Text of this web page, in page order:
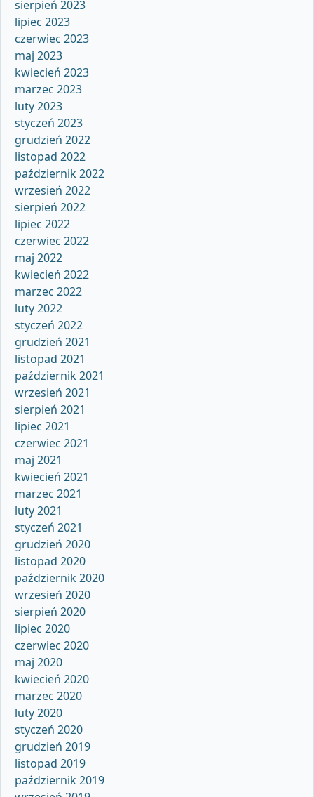
sierpień 2023
lipiec 2023
czerwiec 2023
maj 2023
kwiecień 2023
marzec 2023
luty 2023
styczeń 2023
grudzień 2022
listopad 2022
październik 2022
wrzesień 2022
sierpień 2022
lipiec 2022
czerwiec 2022
maj 2022
kwiecień 2022
marzec 2022
luty 2022
styczeń 2022
grudzień 2021
listopad 2021
październik 2021
wrzesień 2021
sierpień 2021
lipiec 2021
czerwiec 2021
maj 2021
kwiecień 2021
marzec 2021
luty 2021
styczeń 2021
grudzień 2020
listopad 2020
październik 2020
wrzesień 2020
sierpień 2020
lipiec 2020
czerwiec 2020
maj 2020
kwiecień 2020
marzec 2020
luty 2020
styczeń 2020
grudzień 2019
listopad 2019
październik 2019